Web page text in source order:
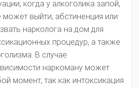
когда у алкоголика запой,
может выйти, абстиненция или
нарколога на дом для
процедур, а также
В случае
наркоману может
момент, так как интоксикация